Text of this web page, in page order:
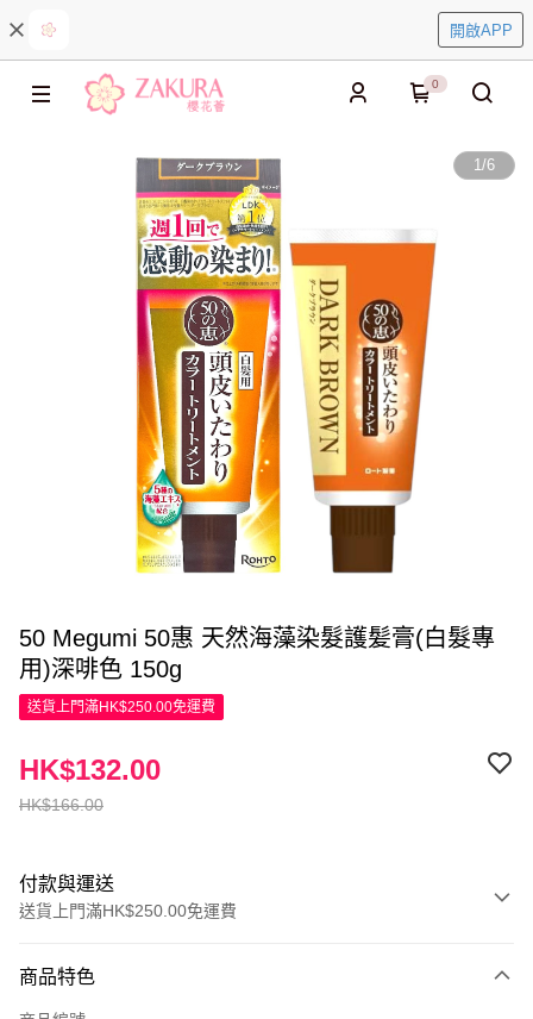
開啟APP
0
1/6
50 Megumi 50惠 天然海藻染髮護髪膏(白髮專
用)深啡色 150g
送貨上門滿HK$250.00免運費
HK$166.00
HK$132.00
付款與運送
送貨上門滿HK$250.00免運費
信用卡
商品特色